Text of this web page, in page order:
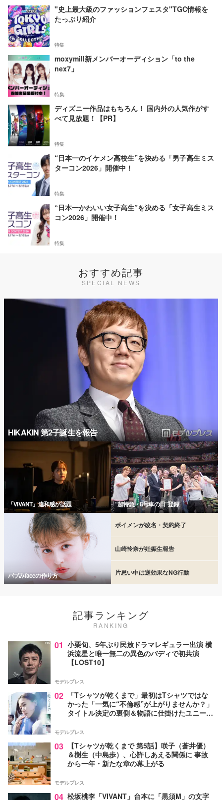
"史上最大級のファッションフェスタ"TGC情報を
たっぷり紹介
特集
moxymill新メンバーオーディション「to the
nex7」
特集
ディズニー作品はもちろん！ 国内外の人気作がす
べて見放題！【PR】
特集
“日本一のイケメン高校生”を決める「男子高生ミス
ターコン2026」開催中！
特集
“日本一かわいい女子高生”を決める「女子高生ミス
コン2026」開催中！
特集
おすすめ記事
SPECIAL NEWS
HIKAKIN 第2子誕生を報告
「VIVANT」違和感が話題 “超特急・8号車の日”登録
バブみfaceの作り方
ボイメンが改名・契約終了
山崎怜奈が妊娠生報告
片思い中は逆効果なNG行動
記事ランキング
RANKING
01 小栗旬、5年ぶり民放ドラマレギュラー出演 横
浜流星と唯一無二の異色のバディで初共演
【LOST10】
モデルプレス
02
「Tシャツが乾くまで」最初はTシャツではな
かった「一気に“不倫感”が上がりませんか？」
タイトル決定の裏側＆物語に仕掛けたユニーク
モデルプレス
03
【Tシャツが乾くまで 第5話】咲子（蒼井優）
＆樹生（中島歩）、心許しあえる関係に 事故
から一年・新たな章の幕上がる
モデルプレス
04 松坂桃李「VIVANT」台本に「黒須M」の文字